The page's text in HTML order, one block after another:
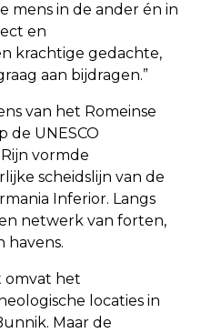
mens in de ander én in
en
krachtige gedachte,
aan bijdragen.”
van het Romeinse
de UNESCO
vormde
scheidslijn van de
Inferior. Langs
netwerk van forten,
havens.
omvat het
locaties in
Maar de